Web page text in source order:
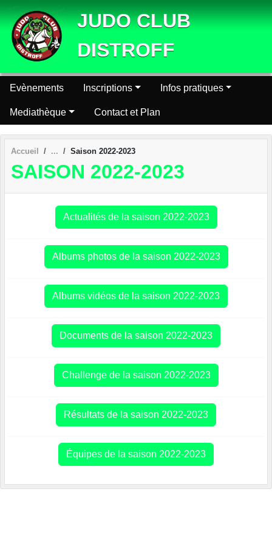
JUDO CLUB
DISTROFF
Evènements Inscriptions Infos pratiques
Mediathèque Contact et Plan
Accueil Saison 2022-2023
SAISON 2022-2023
Actualités de la saison 2022-2023
Albums photos de la saison 2022-2023
Albums vidéos de la saison 2022-2023
Documents de la saison 2022-2023
Challenge de la saison 2022-2023
Résultats de la saison 2022-2023
Équipes de la saison 2022-2023
Panneau de gestion des cookies